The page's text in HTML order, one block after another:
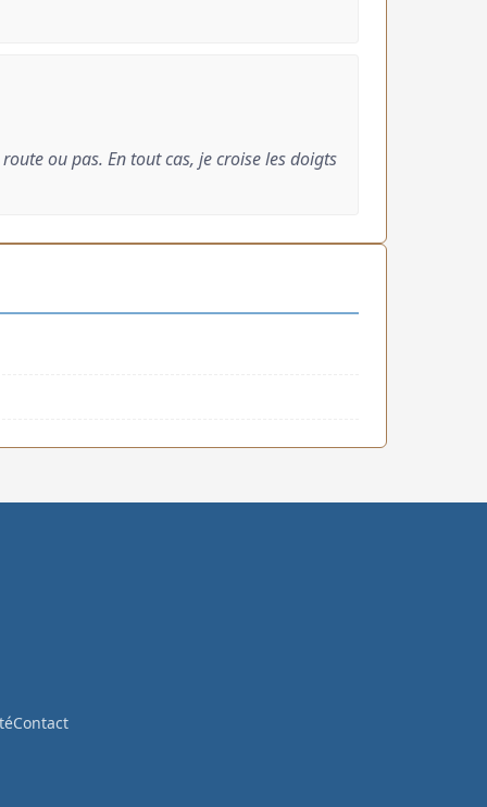
ou pas. En tout cas, je croise les doigts
Contact